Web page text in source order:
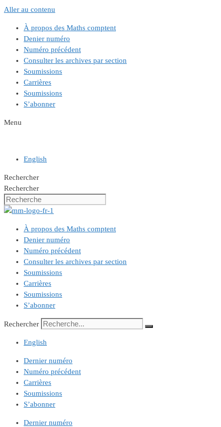
Aller au contenu
À propos des Maths comptent
Denier numéro
Numéro précédent
Consulter les archives par section
Soumissions
Carrières
Soumissions
S’abonner
Menu
English
Rechercher
Rechercher
À propos des Maths comptent
Denier numéro
Numéro précédent
Consulter les archives par section
Soumissions
Carrières
Soumissions
S’abonner
Rechercher
English
Dernier numéro
Numéro précédent
Carrières
Soumissions
S’abonner
Dernier numéro